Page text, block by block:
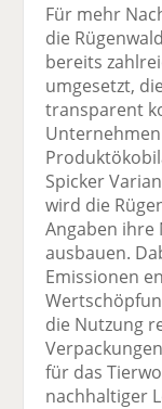
Für mehr
die
bereits
umgesetzt,
transparent
Spicker
wird die
Angaben ihre
ausbauen.
Emissionen
die Nutzung
für das
nachhaltiger